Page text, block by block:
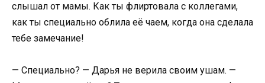
слышал от мамы. Как ты флиртовала с коллегами,
как ты специально облила её чаем, когда она сделала
тебе замечание!
— Специально? — Дарья не верила своим ушам. —